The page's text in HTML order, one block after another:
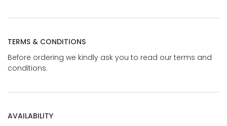
TERMS & CONDITIONS
Before ordering we kindly ask you to read our terms and
conditions.
AVAILABILITY